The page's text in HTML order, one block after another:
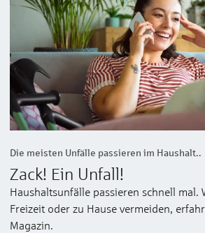
Die meisten Unfälle passieren im Haushalt..
Zack! Ein Unfall!
Haushaltsunfälle passieren schnell mal.
Freizeit oder zu Hause vermeiden,
Magazin.